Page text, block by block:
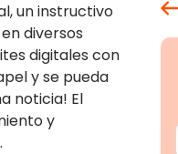
un instructivo
diversos
digitales con
y se pueda
noticia! El
y